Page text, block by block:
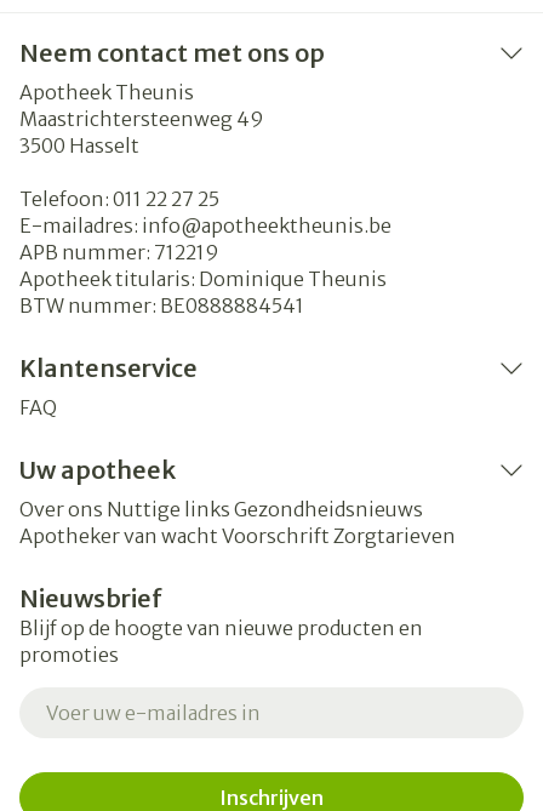
Neem contact met ons op
Apotheek Theunis
Maastrichtersteenweg 49
3500 Hasselt
Telefoon: 011 22 27 25
E-mailadres: info@apotheektheunis.be
APB nummer: 712219
Apotheek titularis: Dominique Theunis
BTW nummer: BE0888884541
Klantenservice
FAQ
Uw apotheek
Over ons Nuttige links Gezondheidsnieuws
Apotheker van wacht Voorschrift Zorgtarieven
Nieuwsbrief
Blijf op de hoogte van nieuwe producten en
promoties
Inschrijven